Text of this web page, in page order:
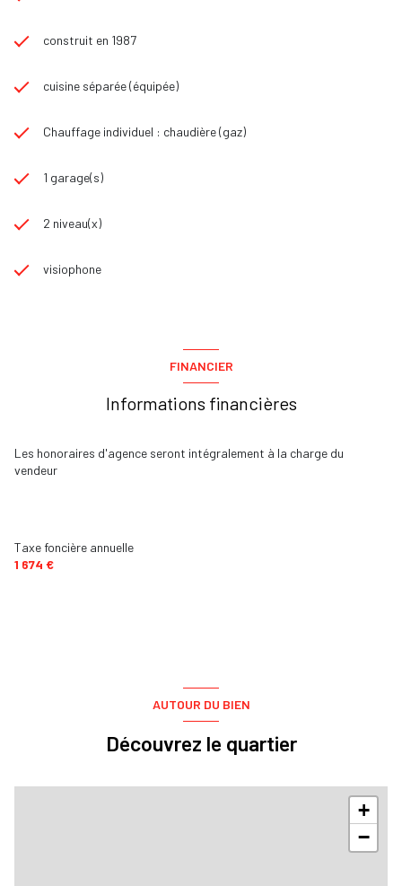
construit en 1987
cuisine séparée (équipée)
Chauffage individuel : chaudière (gaz)
1 garage(s)
2 niveau(x)
visiophone
FINANCIER
Informations financières
Les honoraires d'agence seront intégralement à la charge du
vendeur
Taxe foncière annuelle
1 674 €
AUTOUR DU BIEN
Découvrez le quartier
+
−